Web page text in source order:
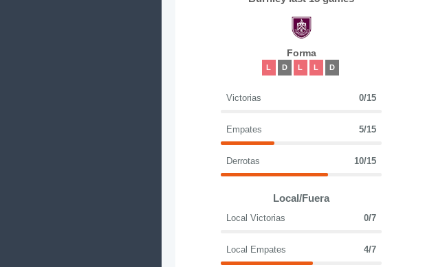
Forma
L D L L D
Victorias 0/15
Empates 5/15
Derrotas 10/15
Local/Fuera
Local Victorias 0/7
Local Empates 4/7